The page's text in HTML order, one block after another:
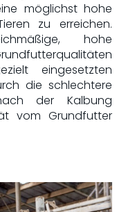
möglichst hohe
zu erreichen.
hohe
eingesetzten
die schlechtere
der Kalbung
vom Grundfutter